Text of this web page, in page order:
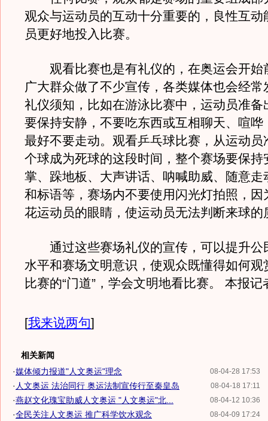
观众与运动员的互动十分重要的，良性互动
员更好地投入比赛。
观看比赛也是有礼仪的，在奥运会开始
广大群众做了不少宣传，各类媒体也会经常
礼仪须知，比如在游泳比赛中，运动员准备
要保持安静，不要吃东西或互相聊天、喧哗
最好不要走动。观看乒乓球比赛，从运动员
个球成为死球的这段时间，整个赛场要保持
掌、跺地板、大声讲话、呐喊助威、随意走
和标语等，赛场内不要使用闪光灯拍照，因
花运动员的眼睛，使运动员无法判断来球的
通过这些赛场礼仪的宣传，可以提升公
水平和赛场文明意识，使观众既懂得如何观
比赛的“门道”，学会文明地看比赛。 本报记
[我来说两句]
相关新闻
08-04-28 17:53
·媒体倾力报道"人文奥运"理念
08-04-18 17:11
· 人文奥运 法治同行 奥运法制宣传行至秦皇岛
08-04-12 10:36
·燕赵文化瑰宝助威人文奥运 "人文奥运"北...
08-04-09 17:24
·全民关注人文奥运 推广科学饮水观念